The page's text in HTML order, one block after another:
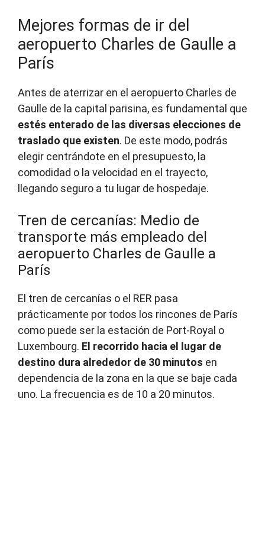
Mejores formas de ir del
aeropuerto Charles de Gaulle a
París
Antes de aterrizar en el aeropuerto Charles de
Gaulle de la capital parisina, es fundamental que
estés enterado de las diversas elecciones de
traslado que existen. De este modo, podrás
elegir centrándote en el presupuesto, la
comodidad o la velocidad en el trayecto,
llegando seguro a tu lugar de hospedaje.
Tren de cercanías: Medio de
transporte más empleado del
aeropuerto Charles de Gaulle a
París
El tren de cercanías o el RER pasa
prácticamente por todos los rincones de París
como puede ser la estación de Port-Royal o
Luxembourg. El recorrido hacia el lugar de
destino dura alrededor de 30 minutos en
dependencia de la zona en la que se baje cada
uno. La frecuencia es de 10 a 20 minutos.